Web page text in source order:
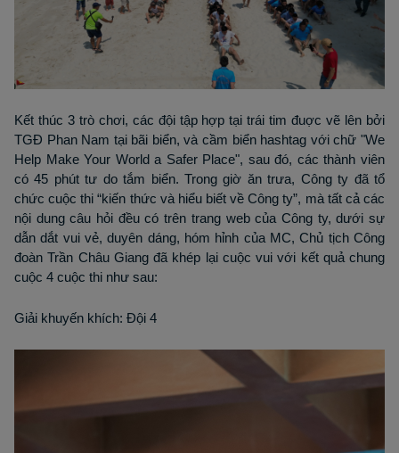
Kết thúc 3 trò chơi, các đội tập hợp tại trái tim đuợc vẽ lên bởi
TGĐ Phan Nam tại bãi biển, và cầm biển hashtag với chữ "We
Help Make Your World a Safer Place", sau đó, các thành viên
có 45 phút tư do tắm biển. Trong giờ ăn trưa, Công ty đã tổ
chức cuộc thi “kiến thức và hiểu biết về Công ty”, mà tất cả các
nội dung câu hỏi đều có trên trang web của Công ty, dưới sự
dẫn dắt vui vẻ, duyên dáng, hóm hỉnh của MC, Chủ tịch Công
đoàn Trần Châu Giang đã khép lại cuộc vui với kết quả chung
cuộc 4 cuộc thi như sau:
Giải khuyến khích: Đội 4